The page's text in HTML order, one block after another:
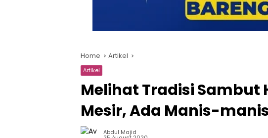
Home Artikel
Artikel
Melihat Tradisi Sambut
Mesir, Ada Manis-
Abdul Majid